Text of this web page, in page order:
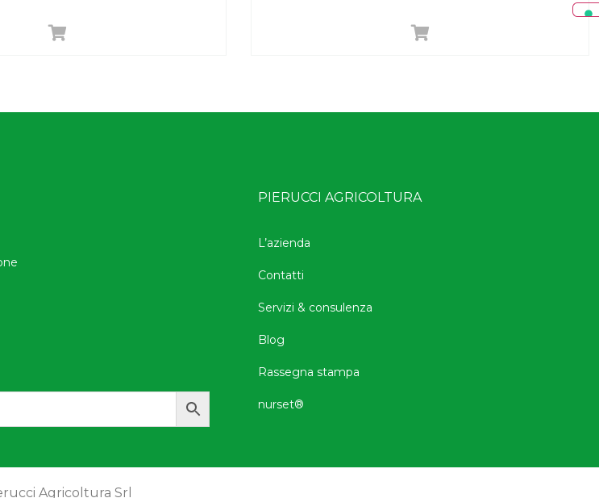
PIERUCCI AGRICOLTURA
L’azienda
Contatti
Servizi & consulenza
Blog
Rassegna stampa
nurset®
Agricoltura Srl